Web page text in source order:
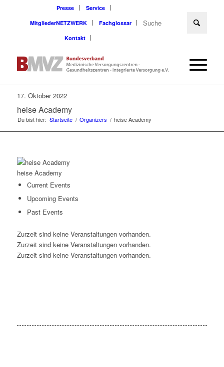
Presse
Service
MitgliederNETZWERK
Fachglossar
Kontakt
17. Oktober 2022
heise Academy
Du bist hier: Startseite / Organizers / heise Academy
heise Academy
Current Events
Upcoming Events
Past Events
Zurzeit sind keine Veranstaltungen vorhanden.
Zurzeit sind keine Veranstaltungen vorhanden.
Zurzeit sind keine Veranstaltungen vorhanden.